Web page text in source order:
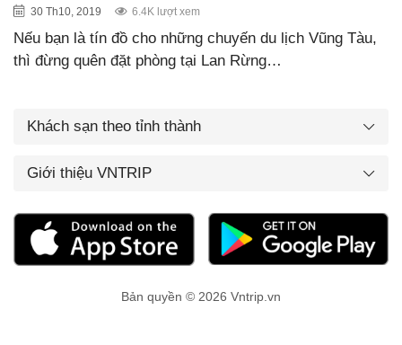
30 Th10, 2019 6.4K lượt xem
Nếu bạn là tín đồ cho những chuyến du lịch Vũng Tàu,
thì đừng quên đặt phòng tại Lan Rừng…
Khách sạn theo tỉnh thành
Giới thiệu VNTRIP
Bản quyền © 2026 Vntrip.vn